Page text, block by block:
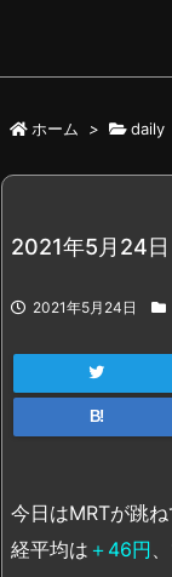
ホーム > daily
2021年5月24
2021年5月24日
B!
今日はMRTが跳
経平均は ＋46円